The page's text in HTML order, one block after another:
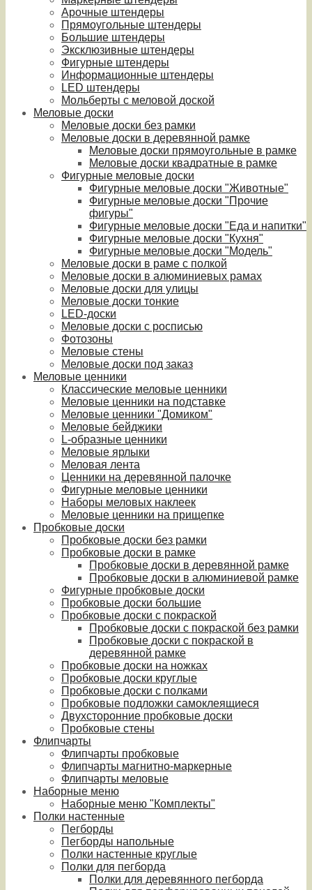
Арочные штендеры
Прямоугольные штендеры
Большие штендеры
Эксклюзивные штендеры
Фигурные штендеры
Информационные штендеры
LED штендеры
Мольберты с меловой доской
Меловые доски
Меловые доски без рамки
Меловые доски в деревянной рамке
Меловые доски прямоугольные в рамке
Меловые доски квадратные в рамке
Фигурные меловые доски
Фигурные меловые доски "Животные"
Фигурные меловые доски "Прочие
фигуры"
Фигурные меловые доски "Еда и напитки"
Фигурные меловые доски "Кухня"
Фигурные меловые доски "Модель"
Меловые доски в раме с полкой
Меловые доски в алюминиевых рамах
Меловые доски для улицы
Меловые доски тонкие
LED-доски
Меловые доски с росписью
Фотозоны
Меловые стены
Меловые доски под заказ
Меловые ценники
Классические меловые ценники
Меловые ценники на подставке
Меловые ценники "Домиком"
Меловые бейджики
L-образные ценники
Меловые ярлыки
Меловая лента
Ценники на деревянной палочке
Фигурные меловые ценники
Наборы меловых наклеек
Меловые ценники на прищепке
Пробковые доски
Пробковые доски без рамки
Пробковые доски в рамке
Пробковые доски в деревянной рамке
Пробковые доски в алюминиевой рамке
Фигурные пробковые доски
Пробковые доски большие
Пробковые доски с покраской
Пробковые доски с покраской без рамки
Пробковые доски с покраской в
деревянной рамке
Пробковые доски на ножках
Пробковые доски круглые
Пробковые доски с полками
Пробковые подложки самоклеящиеся
Двухсторонние пробковые доски
Пробковые стены
Флипчарты
Флипчарты пробковые
Флипчарты магнитно-маркерные
Флипчарты меловые
Наборные меню
Наборные меню "Комплекты"
Полки настенные
Пегборды
Пегборды напольные
Полки настенные круглые
Полки для пегборда
Полки для деревянного пегборда